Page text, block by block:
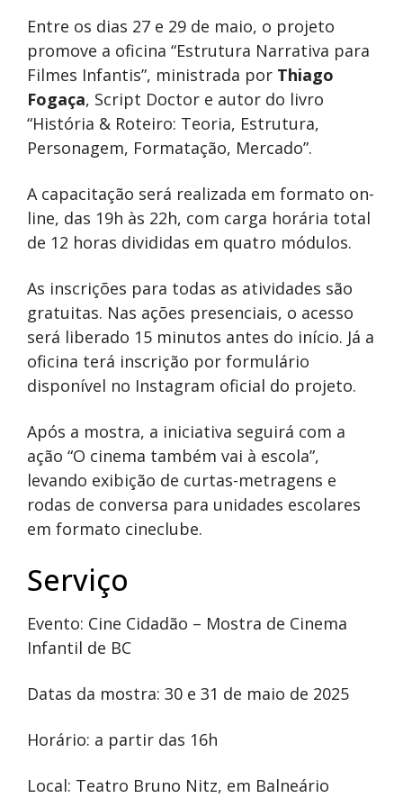
Entre os dias 27 e 29 de maio, o projeto
promove a oficina “Estrutura Narrativa para
Filmes Infantis”, ministrada por Thiago
Fogaça, Script Doctor e autor do livro
“História & Roteiro: Teoria, Estrutura,
Personagem, Formatação, Mercado”.
A capacitação será realizada em formato on-
line, das 19h às 22h, com carga horária total
de 12 horas divididas em quatro módulos.
As inscrições para todas as atividades são
gratuitas. Nas ações presenciais, o acesso
será liberado 15 minutos antes do início. Já a
oficina terá inscrição por formulário
disponível no Instagram oficial do projeto.
Após a mostra, a iniciativa seguirá com a
ação “O cinema também vai à escola”,
levando exibição de curtas-metragens e
rodas de conversa para unidades escolares
em formato cineclube.
Serviço
Evento: Cine Cidadão – Mostra de Cinema
Infantil de BC
Datas da mostra: 30 e 31 de maio de 2025
Horário: a partir das 16h
Local: Teatro Bruno Nitz, em Balneário